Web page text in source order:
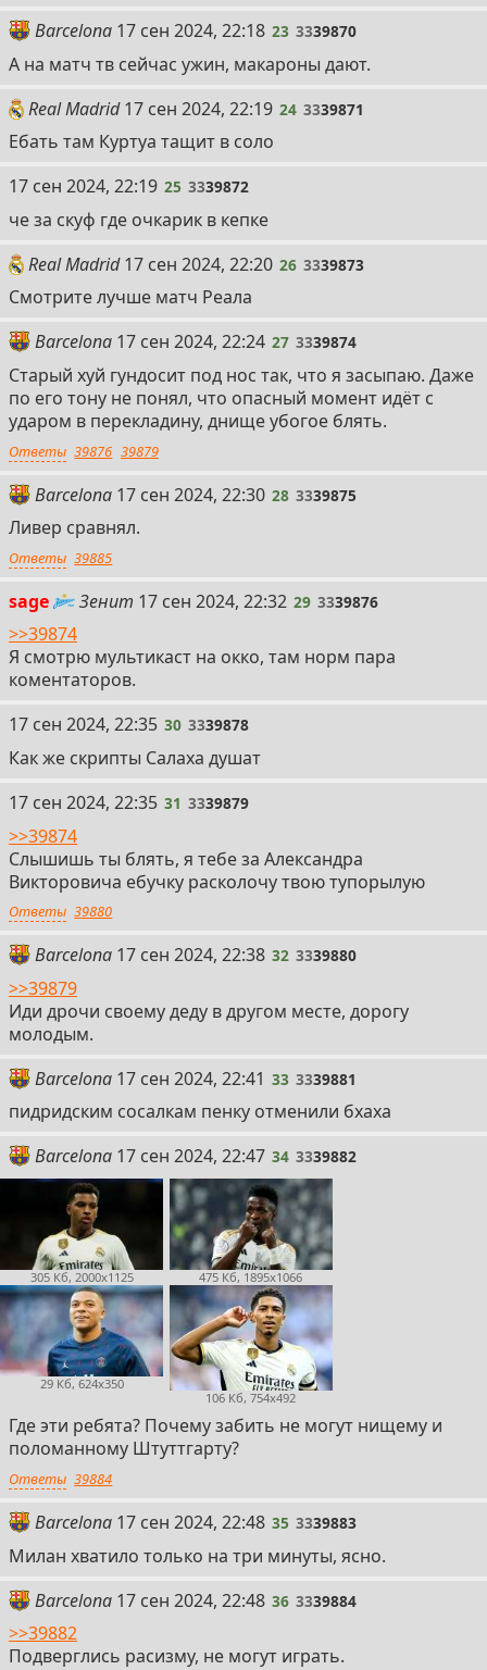
Barcelona 23
17 сен 2024, 22:18 23 3339870
А на матч тв сейчас ужин, макароны дают.
Real Madrid 24
17 сен 2024, 22:19 24 3339871
Ебать там Куртуа тащит в соло
25
17 сен 2024, 22:19 25 3339872
че за скуф где очкарик в кепке
Real Madrid 26
17 сен 2024, 22:20 26 3339873
Смотрите лучше матч Реала
Barcelona 27
17 сен 2024, 22:24 27 3339874
Старый хуй гундосит под нос так, что я засыпаю. Даже
по его тону не понял, что опасный момент идёт с
ударом в перекладину, днище убогое блять.
Ответы 39876 39879
Barcelona 28
17 сен 2024, 22:30 28 3339875
Ливер сравнял.
Ответы 39885
sage Зенит 29
17 сен 2024, 22:32 29 3339876
>>39874
Я смотрю мультикаст на окко, там норм пара
коментаторов.
30
17 сен 2024, 22:35 30 3339878
Как же скрипты Салаха душат
31
17 сен 2024, 22:35 31 3339879
>>39874
Слышишь ты блять, я тебе за Александра
Викторовича ебучку расколочу твою тупорылую
Ответы 39880
Barcelona 32
17 сен 2024, 22:38 32 3339880
>>39879
Иди дрочи своему деду в другом месте, дорогу
молодым.
Barcelona 33
17 сен 2024, 22:41 33 3339881
пидридским сосалкам пенку отменили бхаха
Barcelona 34
17 сен 2024, 22:47 34 3339882
305 Кб, 2000x1125 475 Кб, 1895x1066
29 Кб, 624x350
106 Кб, 754x492
Где эти ребята? Почему забить не могут нищему и
поломанному Штуттгарту?
Ответы 39884
Barcelona 35
17 сен 2024, 22:48 35 3339883
Милан хватило только на три минуты, ясно.
Barcelona 36
17 сен 2024, 22:48 36 3339884
>>39882
Подверглись расизму, не могут играть.